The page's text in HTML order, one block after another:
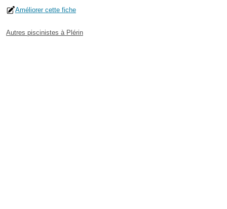
Améliorer cette fiche
Autres piscinistes à Plérin